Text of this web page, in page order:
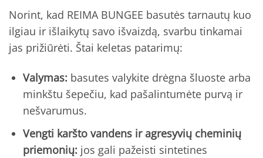
Norint, kad REIMA BUNGEE basutės tarnautų kuo
ilgiau ir išlaikytų savo išvaizdą, svarbu tinkamai
jas prižiūrėti. Štai keletas patarimų:
Valymas: basutes valykite drėgna šluoste arba
minkštu šepečiu, kad pašalintumėte purvą ir
nešvarumus.
Vengti karšto vandens ir agresyvių cheminių
priemonių: jos gali pažeisti sintetines